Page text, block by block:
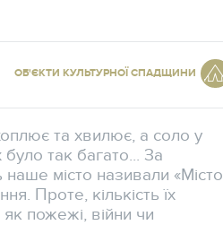
ОБ'ЄКТИ КУЛЬТУРНОЇ СПАДЩИНИ
та хвилює, а соло у
так багато... За
місто називали «Місто
Проте, кількість їх
як пожежі, війни чи